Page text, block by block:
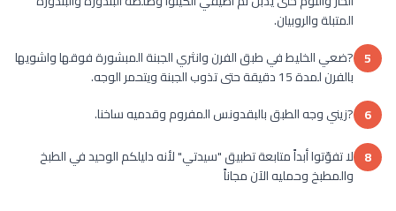
المتبلة والروبيان.
5 ?ضعي الخليط في طبق الفرن وانثري الجبنة المبشورة فوقها واشويها
بالفرن لمدة 15 دقيقة حتى تذوب الجبنة ويتحمر الوجه.
6 ?زيني وجه الطبق بالبقدونس المفروم وقدميه ساخنا.
8 لا تفوّتوا أبداً متابعة تطبيق "سيدتي" لأنه دليلكم الوحيد في الطبخ
والمطبخ وحمليه الآن مجاناً